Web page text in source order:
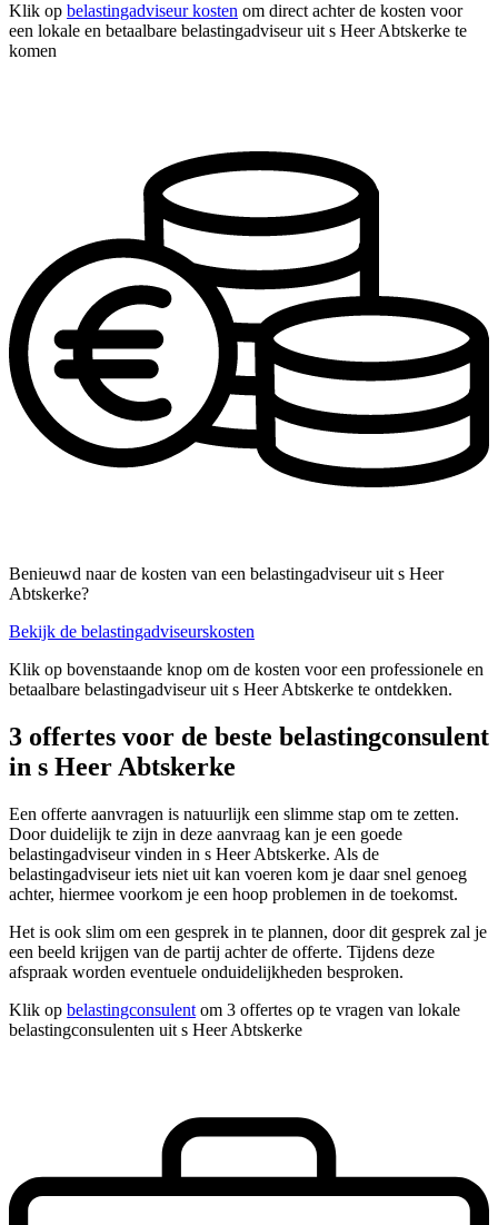
Klik op belastingadviseur kosten om direct achter de kosten voor
een lokale en betaalbare belastingadviseur uit s Heer Abtskerke te
komen
Benieuwd naar de kosten van een belastingadviseur uit s Heer
Abtskerke?
Bekijk de belastingadviseurskosten
Klik op bovenstaande knop om de kosten voor een professionele en
betaalbare belastingadviseur uit s Heer Abtskerke te ontdekken.
3 offertes voor de beste belastingconsulent
in s Heer Abtskerke
Een offerte aanvragen is natuurlijk een slimme stap om te zetten.
Door duidelijk te zijn in deze aanvraag kan je een goede
belastingadviseur vinden in s Heer Abtskerke. Als de
belastingadviseur iets niet uit kan voeren kom je daar snel genoeg
achter, hiermee voorkom je een hoop problemen in de toekomst.
Het is ook slim om een gesprek in te plannen, door dit gesprek zal je
een beeld krijgen van de partij achter de offerte. Tijdens deze
afspraak worden eventuele onduidelijkheden besproken.
Klik op belastingconsulent om 3 offertes op te vragen van lokale
belastingconsulenten uit s Heer Abtskerke